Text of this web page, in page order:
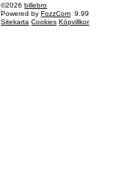
©2026billebro
Powered byFozzCom 9.99
Sitekarta Cookies Köpvillkor